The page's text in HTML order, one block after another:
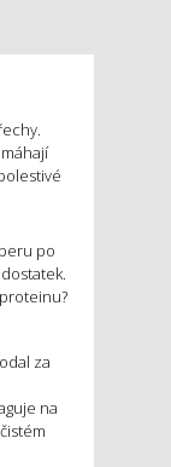
po
za
na